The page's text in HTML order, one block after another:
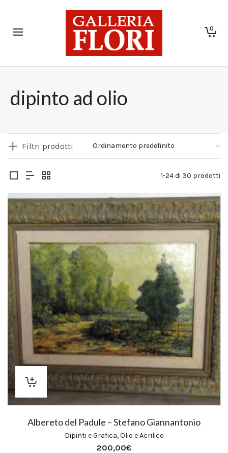
0
dipinto ad olio
Filtri prodotti
1-24 di 30 prodotti
Albereto del Padule – Stefano Giannantonio
Dipinti e Grafica,Olio e Acrilico
200,00€